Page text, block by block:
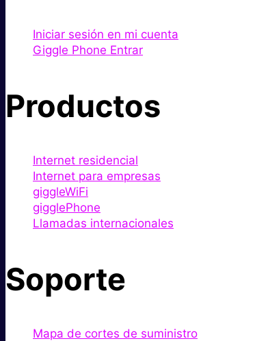
Iniciar sesión en mi cuenta
Giggle Phone Entrar
Productos
Internet residencial
Internet para empresas
giggleWiFi
gigglePhone
Llamadas internacionales
Soporte
Mapa de cortes de suministro